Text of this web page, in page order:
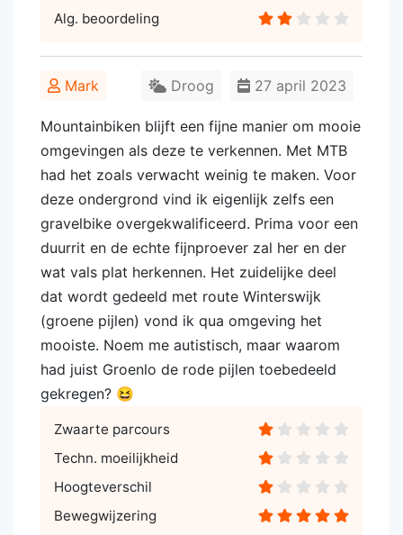
Alg. beoordeling
Mark 27 april 2023
Droog
Mountainbiken blijft een fijne manier om mooie
omgevingen als deze te verkennen. Met MTB
had het zoals verwacht weinig te maken. Voor
deze ondergrond vind ik eigenlijk zelfs een
gravelbike overgekwalificeerd. Prima voor een
duurrit en de echte fijnproever zal her en der
wat vals plat herkennen. Het zuidelijke deel
dat wordt gedeeld met route Winterswijk
(groene pijlen) vond ik qua omgeving het
mooiste. Noem me autistisch, maar waarom
had juist Groenlo de rode pijlen toebedeeld
gekregen? 😆
Zwaarte parcours
Techn. moeilijkheid
Hoogteverschil
Bewegwijzering